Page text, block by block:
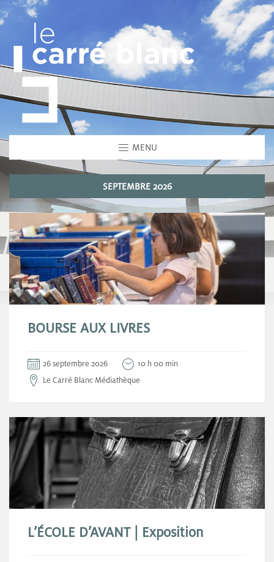
MENU
SEPTEMBRE 2026
BOURSE AUX LIVRES
26 septembre 2026
10 h 00 min
Le Carré Blanc Médiathèque
L’ÉCOLE D’AVANT | Exposition